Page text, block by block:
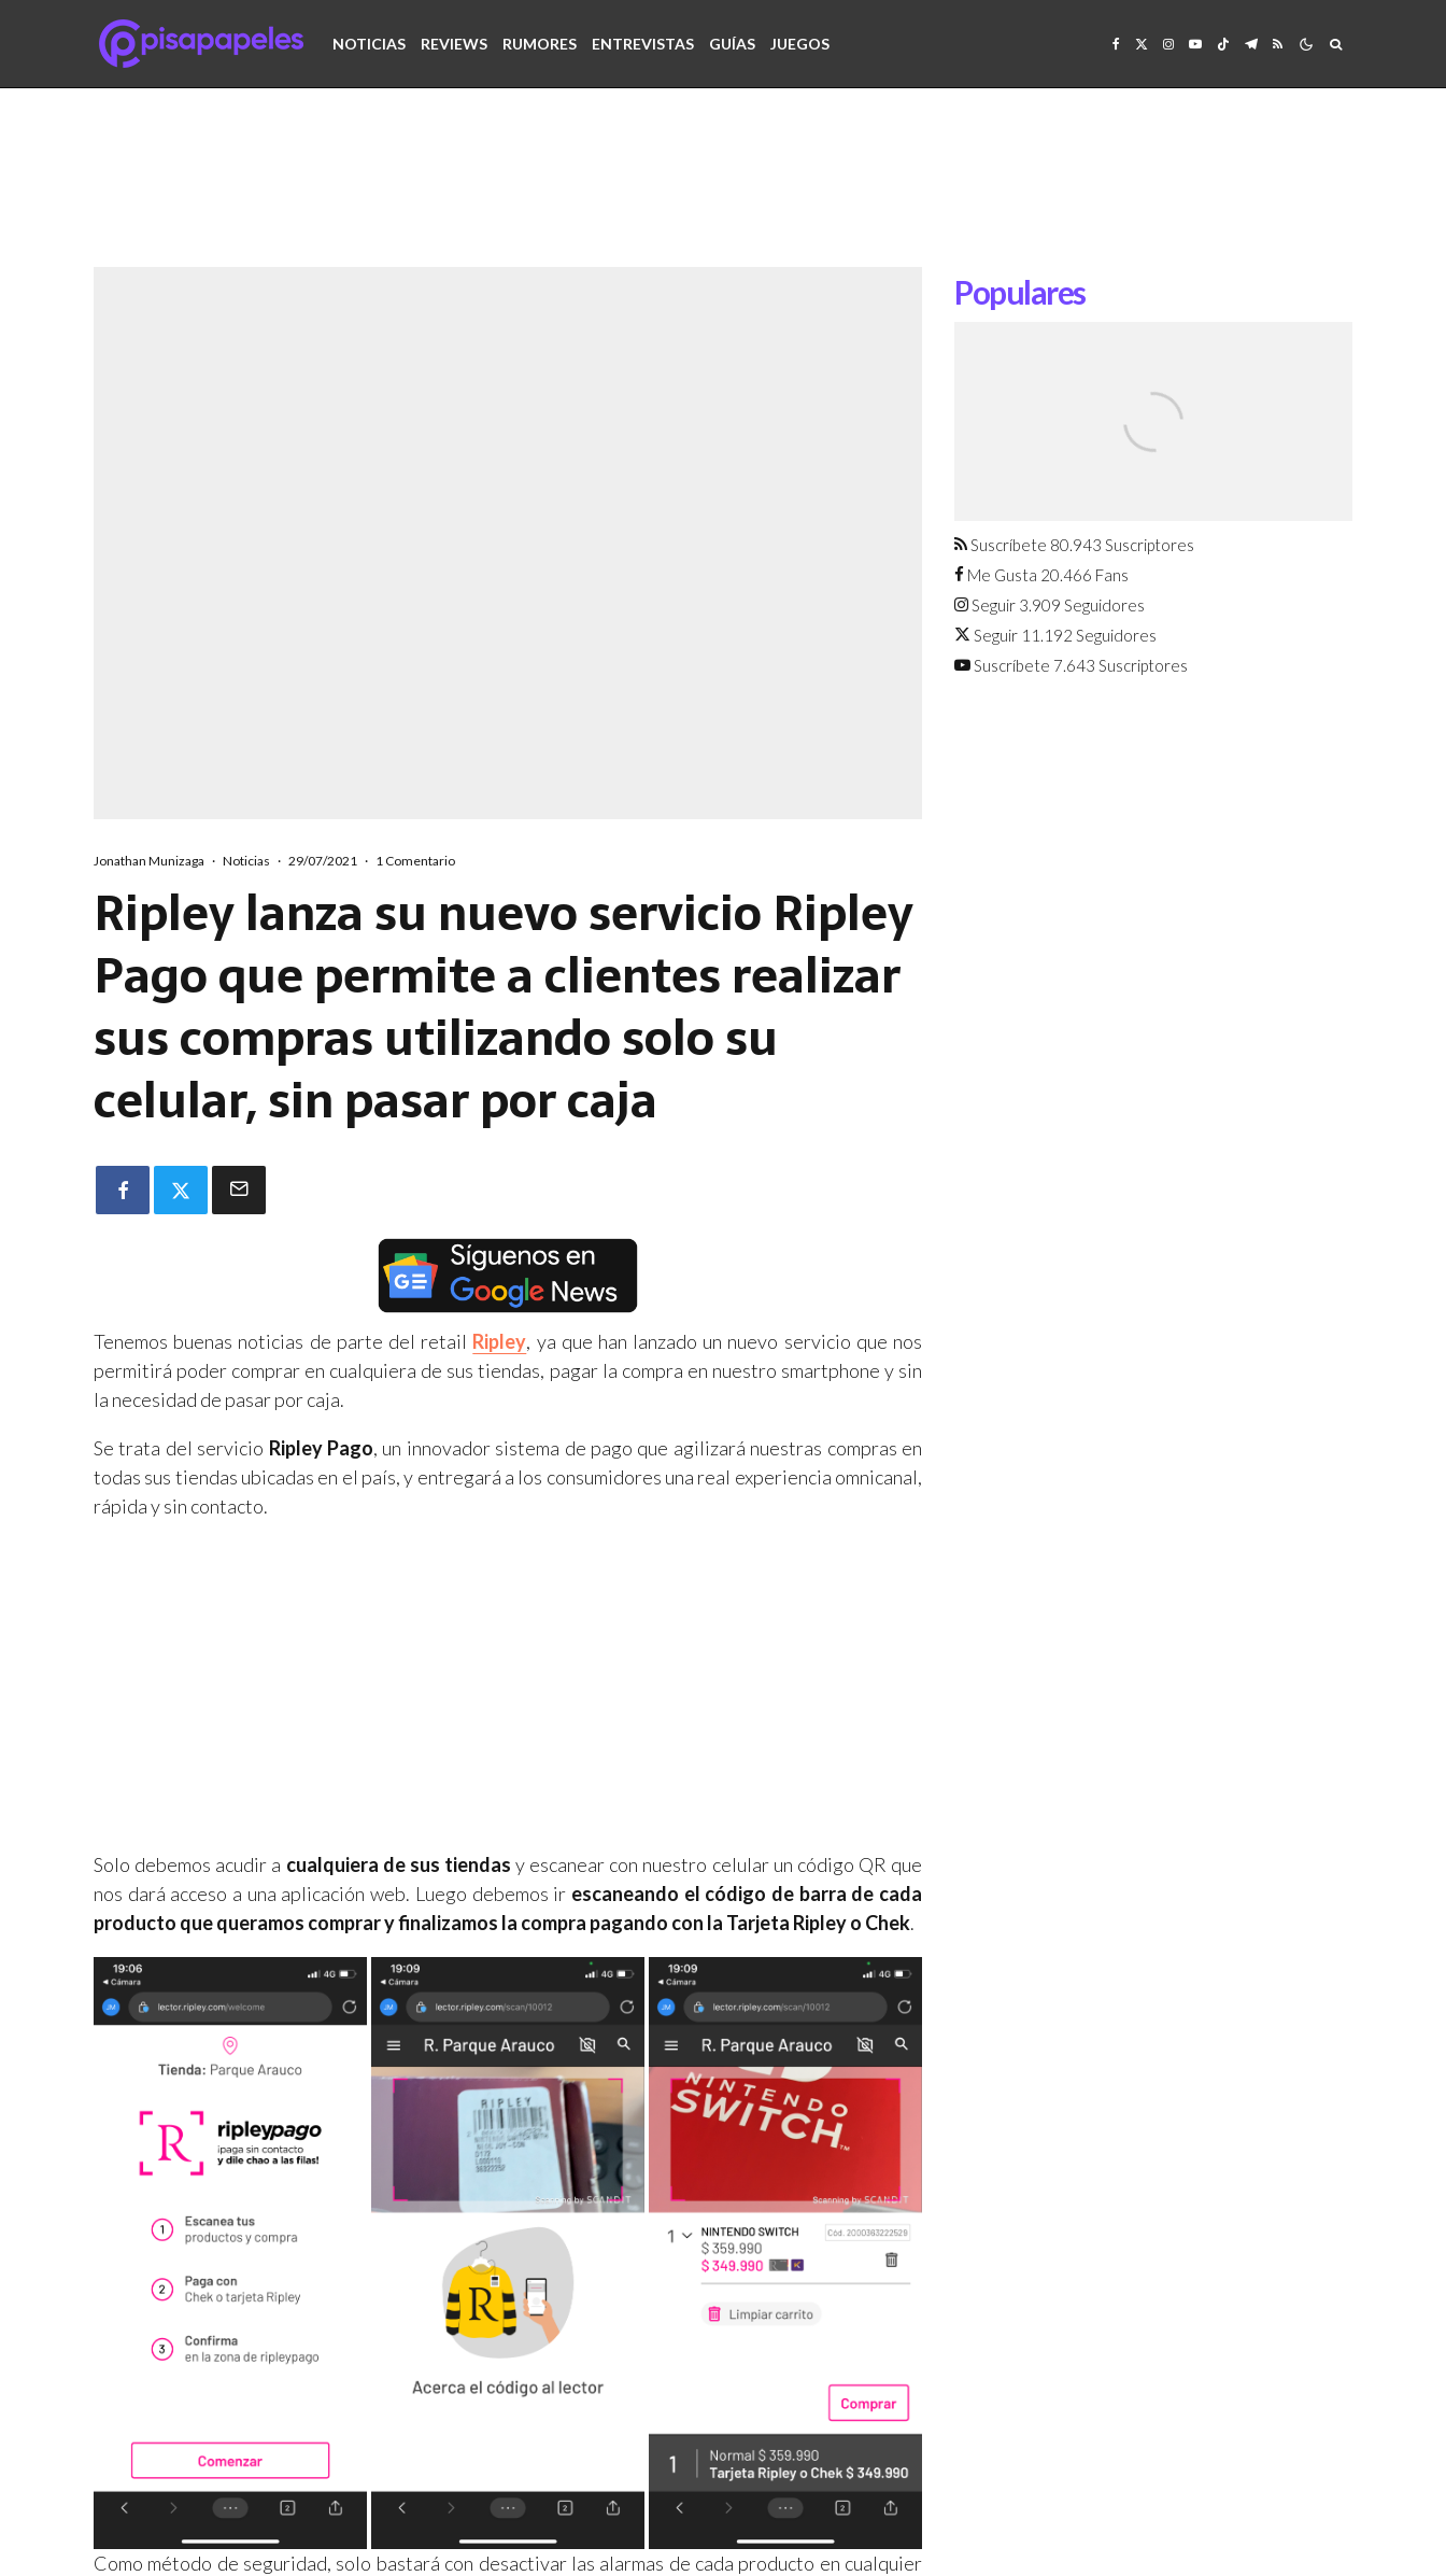
NOTICIAS REVIEWS RUMORES ENTREVISTAS GUÍAS JUEGOS
Jonathan Munizaga · Noticias · 29/07/2021 · 1 Comentario
Ripley lanza su nuevo servicio Ripley
Pago que permite a clientes realizar
sus compras utilizando solo su
celular, sin pasar por caja
Tenemos buenas noticias de parte del retail Ripley, ya que han lanzado un nuevo servicio que nos
permitirá poder comprar en cualquiera de sus tiendas, pagar la compra en nuestro smartphone y sin
la necesidad de pasar por caja.
Se trata del servicio Ripley Pago, un innovador sistema de pago que agilizará nuestras compras en
todas sus tiendas ubicadas en el país, y entregará a los consumidores una real experiencia omnicanal,
rápida y sin contacto.
Solo debemos acudir a cualquiera de sus tiendas y escanear con nuestro celular un código QR que
nos dará acceso a una aplicación web. Luego debemos ir escaneando el código de barra de cada
producto que queramos comprar y finalizamos la compra pagando con la Tarjeta Ripley o Chek.
Como método de seguridad, solo bastará con desactivar las alarmas de cada producto en cualquier
Populares
agosto
Suscríbete 80.943 Suscriptores
Me Gusta 20.466 Fans
Seguir 3.909 Seguidores
Seguir 11.192 Seguidores
Suscríbete 7.643 Suscriptores